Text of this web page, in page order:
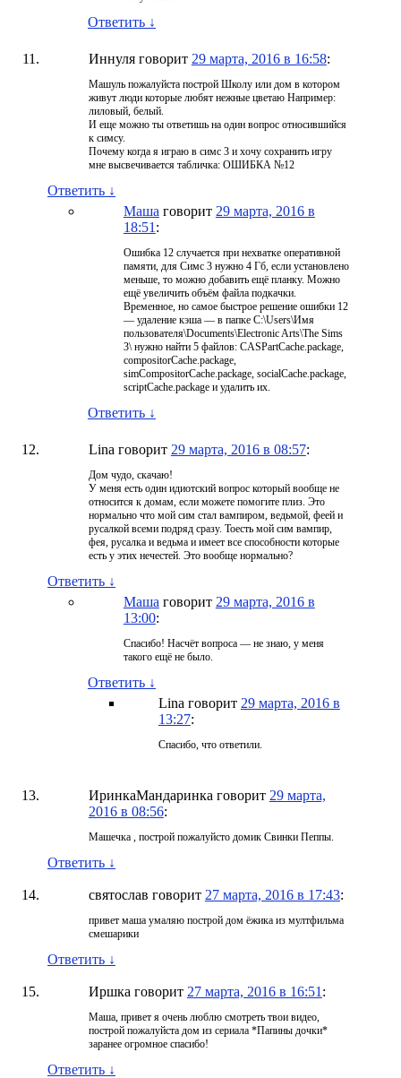
Ответить ↓
Иннуля говорит 29 марта, 2016 в 16:58:
Машуль пожалуйста построй Школу или дом в котором
живут люди которые любят нежные цветаю Например:
лиловый, белый.
И еще можно ты ответишь на один вопрос относившийся
к симсу.
Почему когда я играю в симс 3 и хочу сохранить игру
мне высвечивается табличка: ОШИБКА №12
Ответить ↓
Маша говорит 29 марта, 2016 в
18:51 :
Ошибка 12 случается при нехватке оперативной
памяти, для Симс 3 нужно 4 Гб, если установлено
меньше, то можно добавить ещё планку. Можно
ещё увеличить объём файла подкачки.
Временное, но самое быстрое решение ошибки 12
— удаление кэша — в папке C:\Users\Имя
пользователя\Documents\Electronic Arts\The Sims
3\ нужно найти 5 файлов: CASPartCache.package,
compositorCache.package,
simCompositorCache.package, socialCache.package,
scriptCache.package и удалить их.
Ответить ↓
Lina говорит 29 марта, 2016 в 08:57:
Дом чудо, скачаю!
У меня есть один идиотский вопрос который вообще не
относится к домам, если можете помогите плиз. Это
нормально что мой сим стал вампиром, ведьмой, феей и
русалкой всеми подряд сразу. Тоесть мой сим вампир,
фея, русалка и ведьма и имеет все способности которые
есть у этих нечестей. Это вообще нормально?
Ответить ↓
Маша говорит 29 марта, 2016 в
13:00:
Спасибо! Насчёт вопроса — не знаю, у меня
такого ещё не было.
Ответить ↓
Lina говорит 29 марта, 2016 в
13:27:
Спасибо, что ответили.
ИринкаМандаринка говорит 29 марта,
2016 в 08:56:
Машечка , построй пожалуйсто домик Свинки Пеппы.
Ответить ↓
святослав говорит 27 марта, 2016 в 17:43:
привет маша умаляю построй дом ёжика из мултфильма
смешарики
Ответить ↓
Иршка говорит 27 марта, 2016 в 16:51 :
Маша, привет я очень люблю смотреть твои видео,
построй пожалуйста дом из сериала *Папины дочки*
заранее огромное спасибо!
Ответить ↓